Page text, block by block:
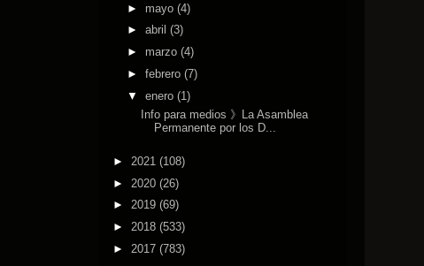
► mayo (4)
► abril (3)
► marzo (4)
► febrero (7)
▼ enero (1)
Info para medios 》La Asamblea
Permanente por los D...
► 2021 (108)
► 2020 (26)
► 2019 (69)
► 2018 (533)
► 2017 (783)